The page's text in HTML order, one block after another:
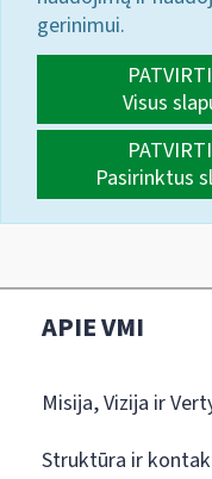
gerinimui.
Visus
Pasirinktus
APIE VMI
Misija, Vizija ir
Struktūra ir